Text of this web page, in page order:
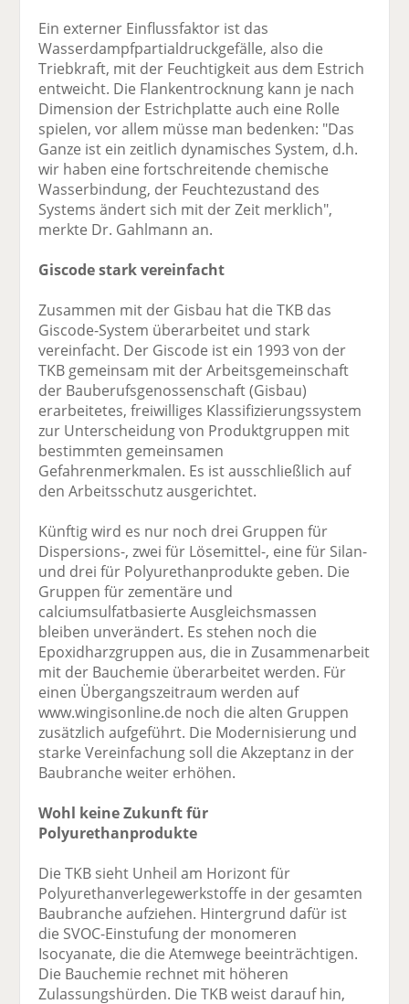
Ein externer Einflussfaktor ist das
Wasserdampfpartialdruckgefälle, also die
Triebkraft, mit der Feuchtigkeit aus dem Estrich
entweicht. Die Flankentrocknung kann je nach
Dimension der Estrichplatte auch eine Rolle
spielen, vor allem müsse man bedenken: "Das
Ganze ist ein zeitlich dynamisches System, d.h.
wir haben eine fortschreitende chemische
Wasserbindung, der Feuchtezustand des
Systems ändert sich mit der Zeit merklich",
merkte Dr. Gahlmann an.
Giscode stark vereinfacht
Zusammen mit der Gisbau hat die TKB das
Giscode-System überarbeitet und stark
vereinfacht. Der Giscode ist ein 1993 von der
TKB gemeinsam mit der Arbeitsgemeinschaft
der Bauberufsgenossenschaft (Gisbau)
erarbeitetes, freiwilliges Klassifizierungssystem
zur Unterscheidung von Produktgruppen mit
bestimmten gemeinsamen
Gefahrenmerkmalen. Es ist ausschließlich auf
den Arbeitsschutz ausgerichtet.
Künftig wird es nur noch drei Gruppen für
Dispersions-, zwei für Lösemittel-, eine für Silan-
und drei für Polyurethanprodukte geben. Die
Gruppen für zementäre und
calciumsulfatbasierte Ausgleichsmassen
bleiben unverändert. Es stehen noch die
Epoxidharzgruppen aus, die in Zusammenarbeit
mit der Bauchemie überarbeitet werden. Für
einen Übergangszeitraum werden auf
www.wingisonline.de noch die alten Gruppen
zusätzlich aufgeführt. Die Modernisierung und
starke Vereinfachung soll die Akzeptanz in der
Baubranche weiter erhöhen.
Wohl keine Zukunft für
Polyurethanprodukte
Die TKB sieht Unheil am Horizont für
Polyurethanverlegewerkstoffe in der gesamten
Baubranche aufziehen. Hintergrund dafür ist
die SVOC-Einstufung der monomeren
Isocyanate, die die Atemwege beeinträchtigen.
Die Bauchemie rechnet mit höheren
Zulassungshürden. Die TKB weist darauf hin,